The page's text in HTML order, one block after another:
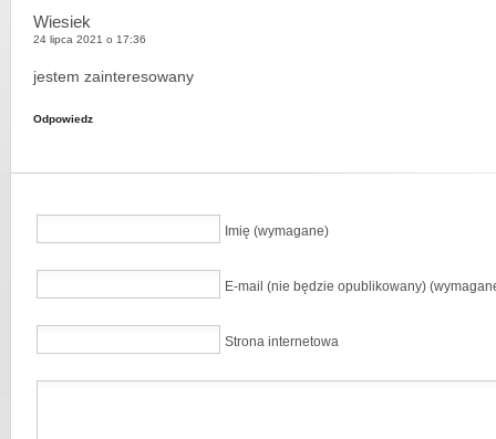
Wiesiek
24 lipca 2021 o 17:36
jestem zainteresowany
Odpowiedz
Imię (wymagane)
E-mail (nie będzie opublikowany)
Strona internetowa